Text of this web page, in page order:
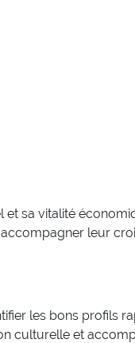
et sa vitalité
leur
les bons profils
culturelle et